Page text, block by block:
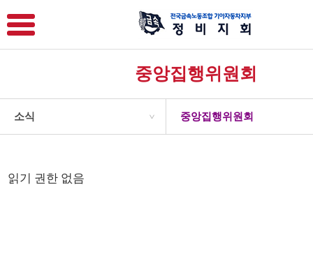
중앙집행위원회
소식 > 중앙집행위원회
읽기 권한 없음